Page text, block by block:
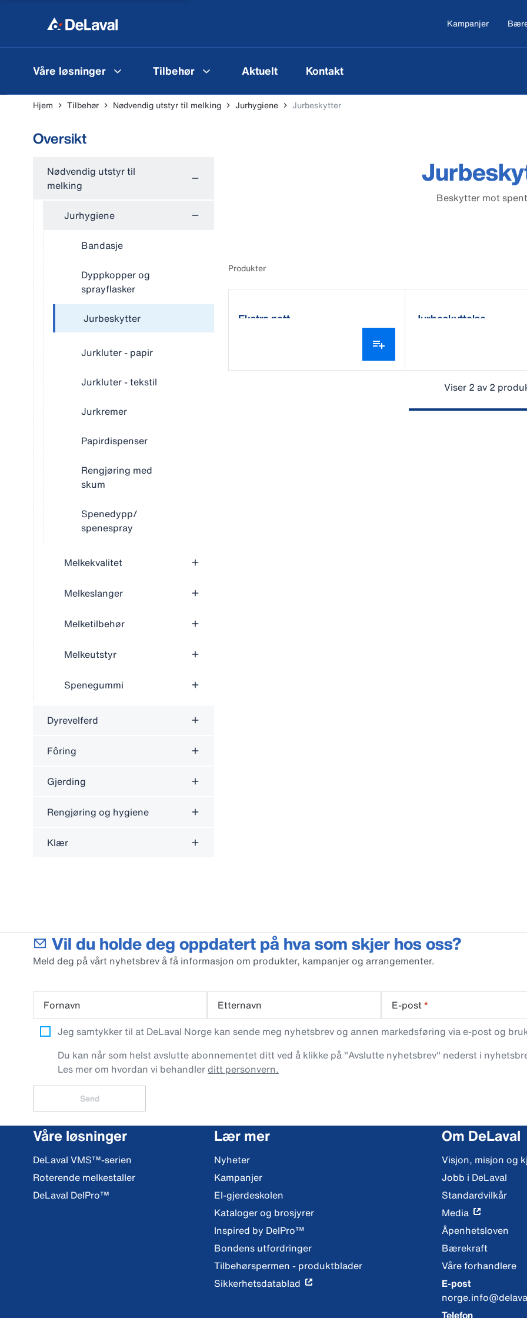
Kampanjer
Våre løsninger Tilbehør Aktuelt Kontakt
Hjem Tilbehør Nødvendig utstyr til melking Jurhygiene Jurbeskytter
Oversikt
Nødvendig utstyr til
melking
Jurhygiene
Bandasje
Dyppkopper og
sprayflasker
Jurbeskytter
Jurkluter - papir
Jurkluter - tekstil
Jurkremer
Papirdispenser
Rengjøring med
skum
Spenedypp/
spenespray
Melkekvalitet
Melkeslanger
Melketilbehør
Melkeutstyr
Spenegummi
Dyrevelferd
Fôring
Gjerding
Rengjøring og hygiene
Klær
Beskytter mot
Produkter
Ekstra nett Jurbeskyttelse
Viser 2 av 2
Vil du holde deg oppdatert på hva som skjer hos oss?
Meld deg på vårt nyhetsbrev å få informasjon om produkter, kampanjer og arrangementer.
Fornavn Etternavn E-post*
Jeg samtykker til at DeLaval Norge kan sende meg nyhetsbrev og annen markedsføring via e-post og
Du kan når som helst avslutte abonnementet ditt ved å klikke på "Avslutte nyhetsbrev" nederst i
Les mer om hvordan vi behandlerditt personvern.
Send
Våre løsninger
DeLaval VMS™-serien
Roterende melkestaller
DeLaval DelPro™
Lær mer
Nyheter
Kampanjer
El-gjerdeskolen
Kataloger og brosjyrer
Inspired by DelPro™
Bondens utfordringer
Tilbehørspermen - produktblader
Sikkerhetsdatablad
Om DeLaval
Visjon, misjon og
Jobb i DeLaval
Standardvilkår
Media
Åpenhetsloven
Bærekraft
Våre forhandlere
E-post
Telefon